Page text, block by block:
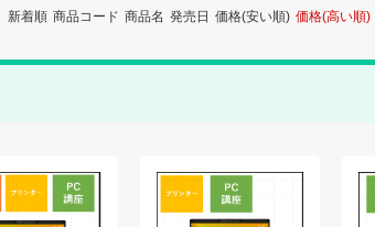
新着順 商品コード 商品名 発売日 価格(安い順) 価格(高い順)